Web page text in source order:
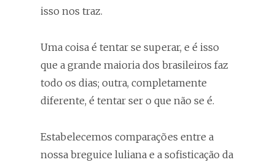
isso nos traz.
Uma coisa é tentar se superar, e é isso
que a grande maioria dos brasileiros faz
todo os dias; outra, completamente
diferente, é tentar ser o que não se é.
Estabelecemos comparações entre a
nossa breguice luliana e a sofisticação da